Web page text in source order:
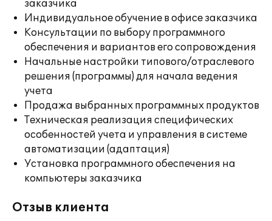
заказчика
Индивидуальное обучение в офисе заказчика
Консультации по выбору программного
обеспечения и вариантов его сопровождения
Начальные настройки типового/отраслевого
решения (программы) для начала ведения
учета
Продажа выбранных программных продуктов
Техническая реализация специфических
особенностей учета и управления в системе
автоматизации (адаптация)
Установка программного обеспечения на
компьютеры заказчика
Отзыв клиента